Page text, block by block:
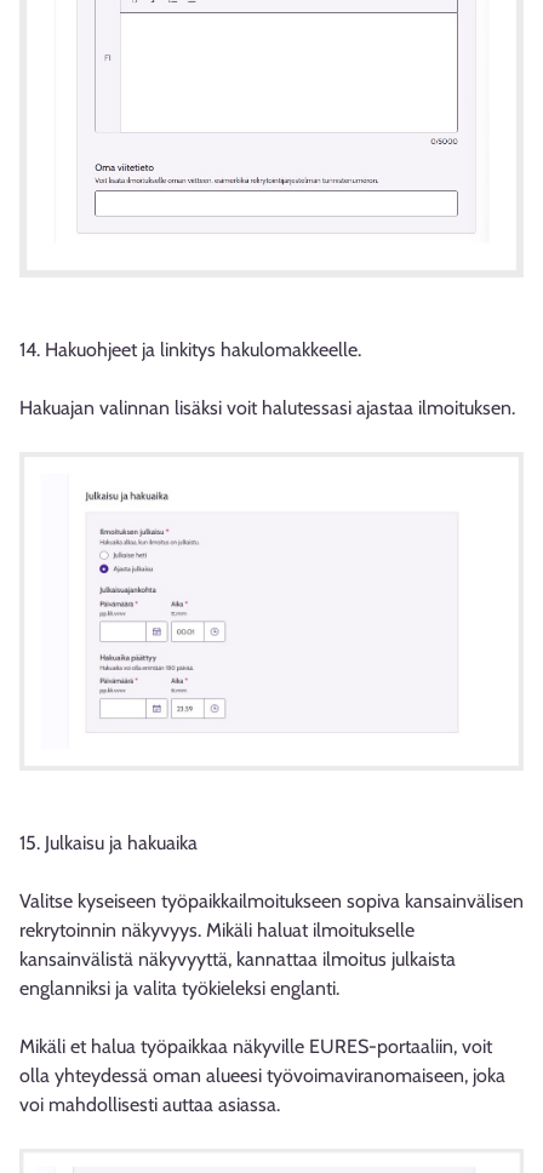
14. Hakuohjeet ja linkitys hakulomakkeelle.
Hakuajan valinnan lisäksi voit halutessasi ajastaa ilmoituksen.
15. Julkaisu ja hakuaika
Valitse kyseiseen työpaikkailmoitukseen sopiva kansainvälisen
rekrytoinnin näkyvyys. Mikäli haluat ilmoitukselle
kansainvälistä näkyvyyttä, kannattaa ilmoitus julkaista
englanniksi ja valita työkieleksi englanti.
Mikäli et halua työpaikkaa näkyville EURES-portaaliin, voit
olla yhteydessä oman alueesi työvoimaviranomaiseen, joka
voi mahdollisesti auttaa asiassa.